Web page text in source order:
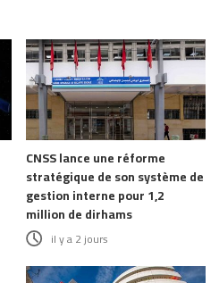
CNSS lance une réforme
stratégique de son système de
gestion interne pour 1,2
million de dirhams
il y a 2 jours